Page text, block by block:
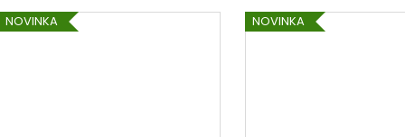
NOVINKA NOVINKA